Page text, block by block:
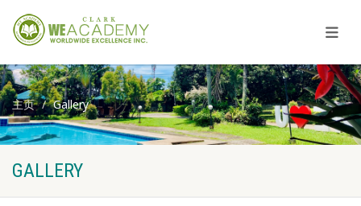
主页 Gallery
GALLERY